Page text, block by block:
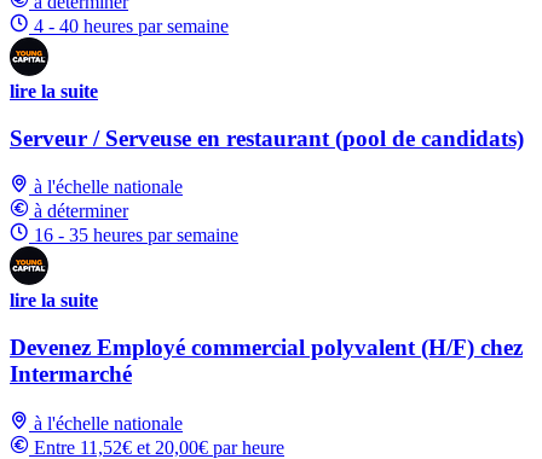
4 - 40 heures par semaine
lire la suite
Serveur / Serveuse en restaurant (pool de candidats)
à l'échelle nationale
à déterminer
16 - 35 heures par semaine
lire la suite
Devenez Employé commercial polyvalent (H/F) chez
Intermarché
à l'échelle nationale
Entre 11,52€ et 20,00€ par heure